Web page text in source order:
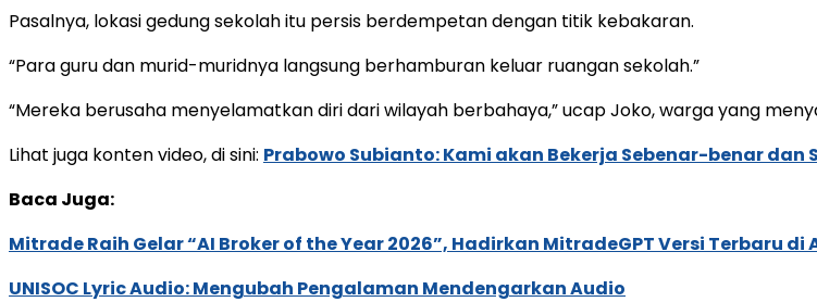
Pasalnya, lokasi gedung sekolah itu persis berdempetan dengan titik kebakaran.
“Para guru dan murid-muridnya langsung berhamburan keluar ruangan sekolah.”
“Mereka berusaha menyelamatkan diri dari wilayah berbahaya,” ucap Joko, warga yang
Lihat juga konten video, di sini: Prabowo Subianto: Kami akan Bekerja Sebenar-benar
Baca Juga:
Mitrade Raih Gelar “AI Broker of the Year 2026”, Hadirkan MitradeGPT Versi Terbaru di
UNISOC Lyric Audio: Mengubah Pengalaman Mendengarkan Audio